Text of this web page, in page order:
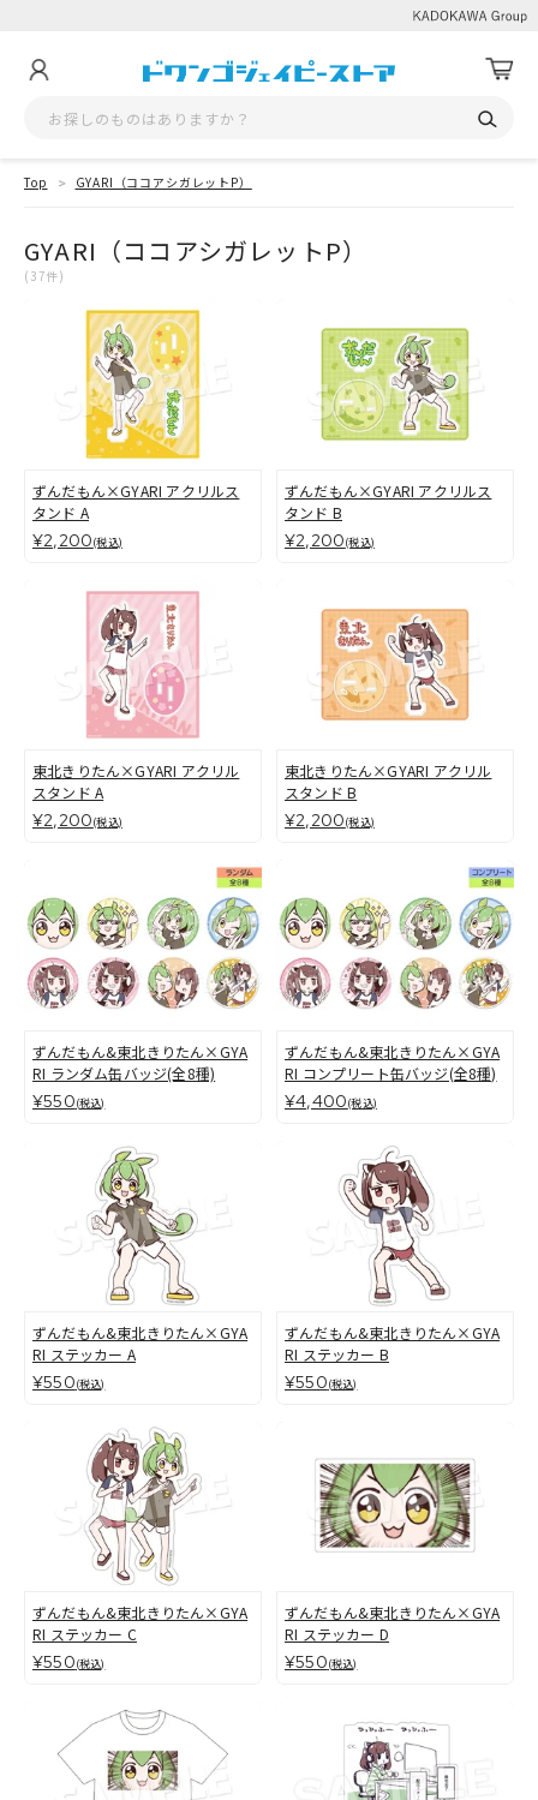
Top GYARI（ココアシガレットP）
GYARI（ココアシガレットP）
(37件)
ずんだもん×GYARI アクリルス
タンド A
¥2,200(税込)
ずんだもん×GYARI アクリルス
タンド B
¥2,200(税込)
東北きりたん×GYARI アクリル
スタンド A
¥2,200(税込)
東北きりたん×GYARI アクリル
スタンド B
¥2,200(税込)
ずんだもん&東北きりたん×GYA
RI ランダム缶バッジ(全8種)
¥550(税込)
ずんだもん&東北きりたん×GYA
RI コンプリート缶バッジ(全8種)
¥4,400(税込)
ずんだもん&東北きりたん×GYA
RI ステッカー A
¥550(税込)
ずんだもん&東北きりたん×GYA
RI ステッカー B
¥550(税込)
ずんだもん&東北きりたん×GYA
RI ステッカー C
¥550(税込)
ずんだもん&東北きりたん×GYA
RI ステッカー D
¥550(税込)